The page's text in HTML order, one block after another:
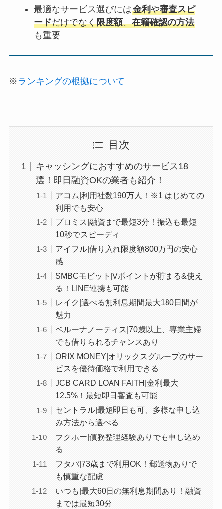
最適なサービス選びには金利や審査スピ
ードだけでなく限度額、在籍確認の方法
も重要
※ ランキングの根拠について
目次
キャッシングにおすすめのサービス18
選！即日融資OKの業者も紹介！
アコム|利用社数190万人！※1 はじめての
利用でも安心
プロミス|融資まで最短3分！振込も最短
10秒でスピーディ
アイフル|借り入れ限度額800万円の安心
感
SMBCモビット|Vポイントが貯まる&使え
る！LINE連携も可能
レイク|選べる無利息期間最大180日間が
魅力
ベルーナノーティス|70歳以上、専業主婦
でも借りられるチャンスあり
ORIX MONEY|オリックスグループのサー
ビスを優待価格で利用できる
JCB CARD LOAN FAITH|金利最大
12.5%！最短即日審査も可能
セントラル|最短即日も可、多様な申し込
み方法から選べる
フクホー|債務整理経験ありでも申し込め
る
フタバ|73歳まで利用OK！郵送物ありで
も慎重な配慮
いつも|最大60日の無利息期間あり！融資
までは最短30分